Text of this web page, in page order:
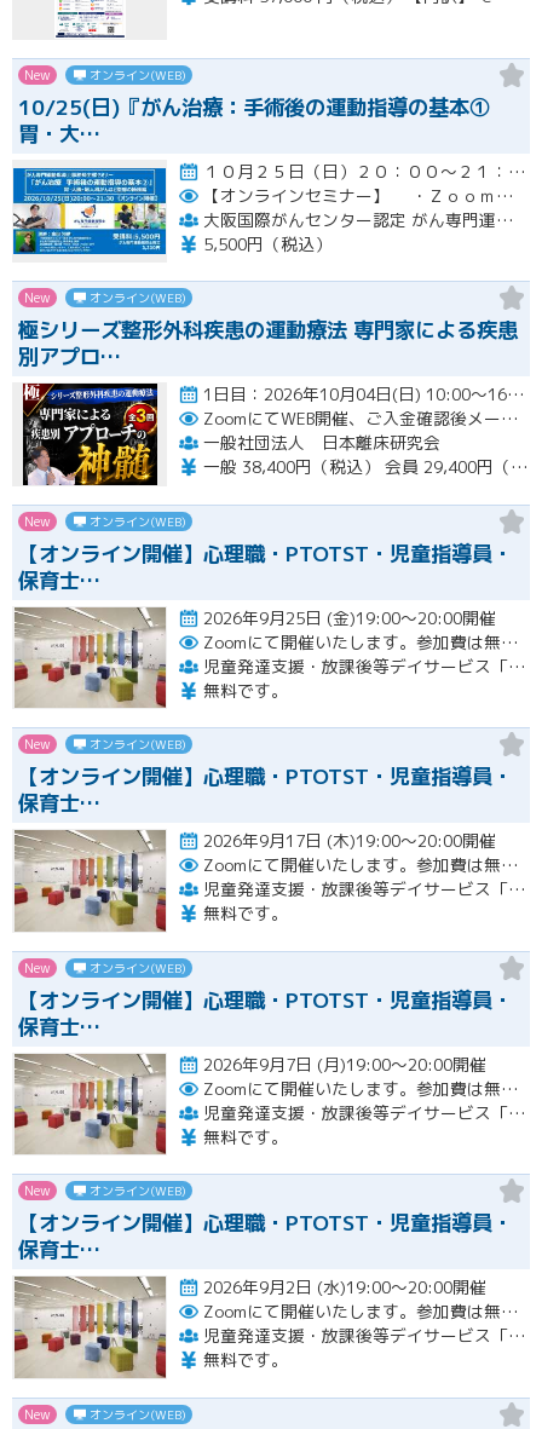
New オンライン(WEB)
10/25(日)『がん治療：手術後の運動指導の基本①
胃・大…
１０月２５日（日）２０：００～２１：３０開催
【オンラインセミナー】
・Ｚｏｏｍにて開催。事前にＵＲＬをメールにてお知らせします。
大阪国際がんセンター認定 がん専門運動指導士 事務局（ルネサンス運動支援センター内）
5,500円（税込）
New オンライン(WEB)
極シリーズ整形外科疾患の運動療法 専門家による疾患
別アプロ…
1日目：2026年10月04日(日) 10:00〜16:00 2日目：2026年10月25日(日) 10:00〜16…開催
ZoomにてWEB開催、ご入金確認後メールにてURLをお知らせいたします。
一般社団法人 日本離床研究会
一般 38,400円（税込） 会員 29,400円（税込）
New オンライン(WEB)
【オンライン開催】心理職・PTOTST・児童指導員・
保育士…
2026年9月25日 (金)19:00～20:00開催
Zoomにて開催いたします。参加費は無料です。
児童発達支援・放課後等デイサービス「LITALICOジュニア」
無料です。
New オンライン(WEB)
【オンライン開催】心理職・PTOTST・児童指導員・
保育士…
2026年9月17日 (木)19:00～20:00開催
Zoomにて開催いたします。参加費は無料です。
児童発達支援・放課後等デイサービス「LITALICOジュニア」
無料です。
New オンライン(WEB)
【オンライン開催】心理職・PTOTST・児童指導員・
保育士…
2026年9月7日 (月)19:00～20:00開催
Zoomにて開催いたします。参加費は無料です。
児童発達支援・放課後等デイサービス「LITALICOジュニア」
無料です。
New オンライン(WEB)
【オンライン開催】心理職・PTOTST・児童指導員・
保育士…
2026年9月2日 (水)19:00～20:00開催
Zoomにて開催いたします。参加費は無料です。
児童発達支援・放課後等デイサービス「LITALICOジュニア」
無料です。
New オンライン(WEB)